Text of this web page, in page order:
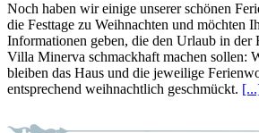
Noch haben wir einige unserer schönen
die Festtage zu Weihnachten und möchten
Informationen geben, die den Urlaub in der
Villa Minerva schmackhaft machen sollen:
bleiben das Haus und die jeweilige
entsprechend weihnachtlich geschmückt.